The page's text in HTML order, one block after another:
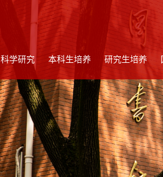
科学研究 本科生培养 研究生培养